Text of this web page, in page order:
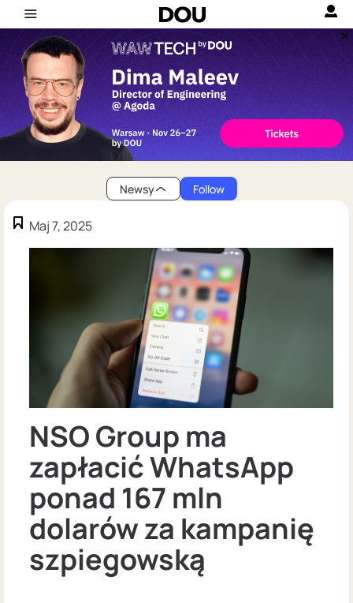
Newsy Follow
Maj 7, 2025
NSO Group ma
zapłacić WhatsApp
ponad 167 mln
dolarów za kampanię
szpiegowską